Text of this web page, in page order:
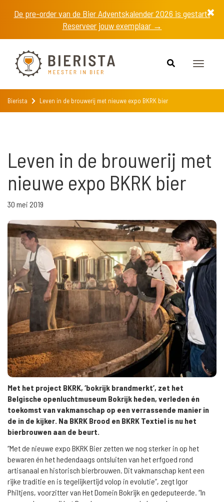
De pre-order van de Bier Adventskalender 2026 is gestart!
Reserveer jouw exemplaar →
Toggle
Bierista Leven in de brouwerij met nieuwe expo BKRK bier
Leven in de brouwerij met
nieuwe expo BKRK bier
30 mei 2019
Met het project BKRK, ‘bokrijk brandmerkt’, zet het
Belgische openluchtmuseum Bokrijk heden, verleden én
toekomst van vakmanschap op een verrassende manier in
de in de kijker. Na BKRK Brood en BKRK Textiel is nu het
bierbrouwen aan de beurt.
“Met de nieuwe expo BKRK Bier zetten we nog sterker in op het
bewaren én het hedendaags ontsluiten van het erfgoed rond
artisanaal en historisch bierbrouwen. Dit vakmanschap kent een
rijke traditie en is tegelijkertijd volop in evolutie”, zegt Igor
Philtjens, voorzitter van Het Domein Bokrijk en gedeputeerde. “In